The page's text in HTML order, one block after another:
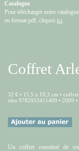
Catalogue
Pour télécharger notre
en format pdf, cliquez ici
Coffret
32 € • 15,5 x 19,3 cm •
isbn 9782953411409 • 2009
Un coffret constitué de